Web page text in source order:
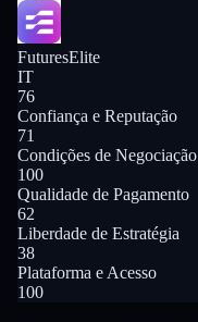
FuturesElite
IT
76
Confiança e Reputação
71
Condições de Negociação
100
Qualidade de Pagamento
62
Liberdade de Estratégia
38
Plataforma e Acesso
100